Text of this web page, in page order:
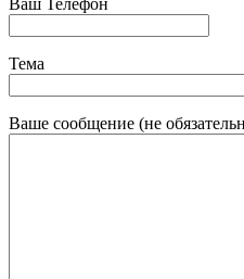
Ваш Телефон
Тема
Ваше сообщение (не